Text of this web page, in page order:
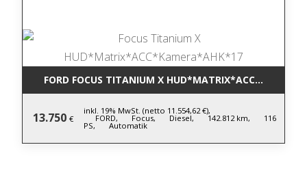
FORD FOCUS TITANIUM X
13.750 €
inkl. 19% MwSt. (netto 11.554,62 €),
FORD, Focus, Diesel, 142.812 km, 116
PS, Automatik